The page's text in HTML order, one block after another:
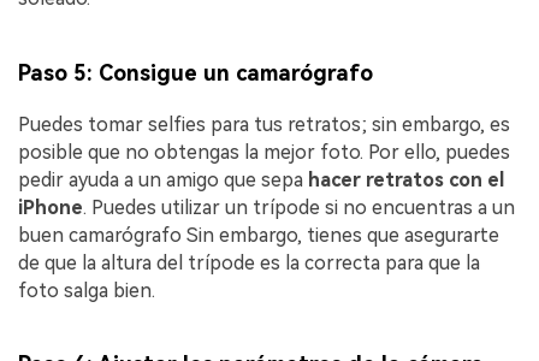
Paso 5: Consigue un camarógrafo
Puedes tomar selfies para tus retratos; sin embargo, es
posible que no obtengas la mejor foto.󠀲󠀡󠀡󠀤󠀦󠀡󠀡󠀩󠀧󠀳󠀰 Por ello, puedes
pedir ayuda a un amigo que sepa hacer retratos con el
iPhone.󠀲󠀡󠀡󠀤󠀦󠀡󠀡󠀩󠀨󠀳󠀰 Puedes utilizar un trípode si no encuentras a un
buen camarógrafo Sin embargo, tienes que asegurarte
de que la altura del trípode es la correcta para que la
foto salga bien.󠀲󠀡󠀡󠀤󠀦󠀡󠀢󠀠󠀠󠀳